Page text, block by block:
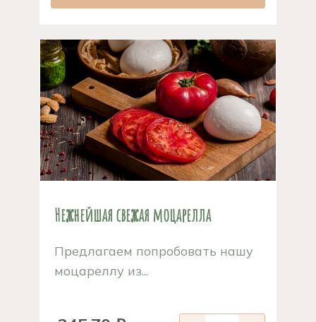
Нежнейшая свежая моцарелла
Предлагаем попробовать нашу
моцареллу из...